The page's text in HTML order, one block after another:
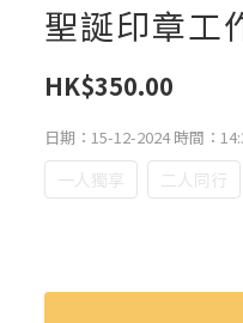
聖誕印章工
HK$350.00
日期：15-12-2024 時間：
一人獨享 二人同行